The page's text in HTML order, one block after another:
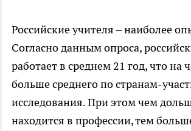
Российские учителя – наиболее
Согласно данным опроса,
работает в среднем 21 год, что на
больше среднего по странам-
исследования. При этом чем
находится в профессии, тем